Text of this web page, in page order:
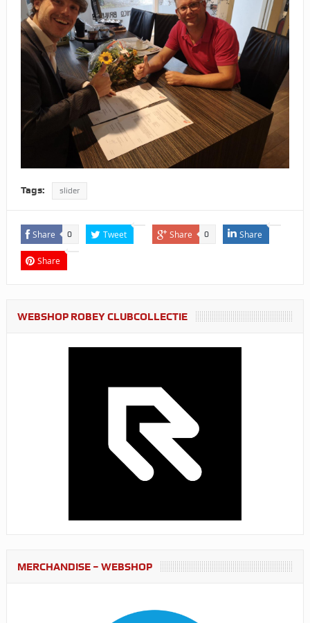
Tags: slider
Share 0 Tweet Share 0 Share
Share
WEBSHOP ROBEY CLUBCOLLECTIE
MERCHANDISE – WEBSHOP